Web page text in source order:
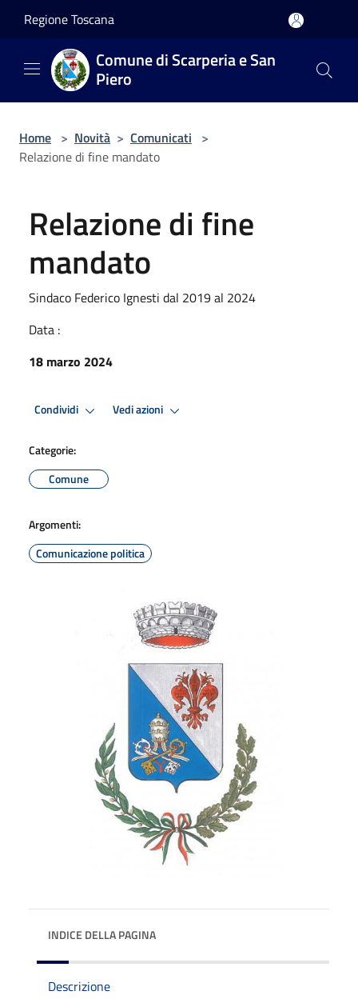
Regione Toscana
Comune di Scarperia e San
Piero
Home > Novità > Comunicati >
Relazione di fine mandato
Relazione di fine
mandato
Sindaco Federico Ignesti dal 2019 al 2024
Data :
18 marzo 2024
Condividi Vedi azioni
Categorie:
Comune
Argomenti:
Comunicazione politica
INDICE DELLA PAGINA
Descrizione